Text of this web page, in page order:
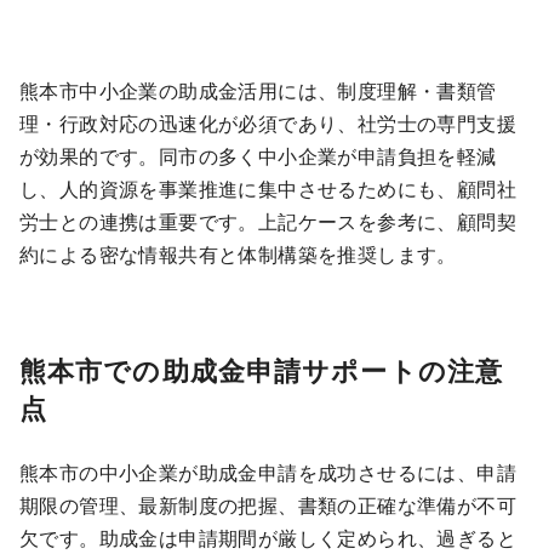
熊本市中小企業の助成金活用には、制度理解・書類管
理・行政対応の迅速化が必須であり、社労士の専門支援
が効果的です。同市の多く中小企業が申請負担を軽減
し、人的資源を事業推進に集中させるためにも、顧問社
労士との連携は重要です。上記ケースを参考に、顧問契
約による密な情報共有と体制構築を推奨します。
熊本市での助成金申請サポートの注意
点
熊本市の中小企業が助成金申請を成功させるには、申請
期限の管理、最新制度の把握、書類の正確な準備が不可
欠です。助成金は申請期間が厳しく定められ、過ぎると